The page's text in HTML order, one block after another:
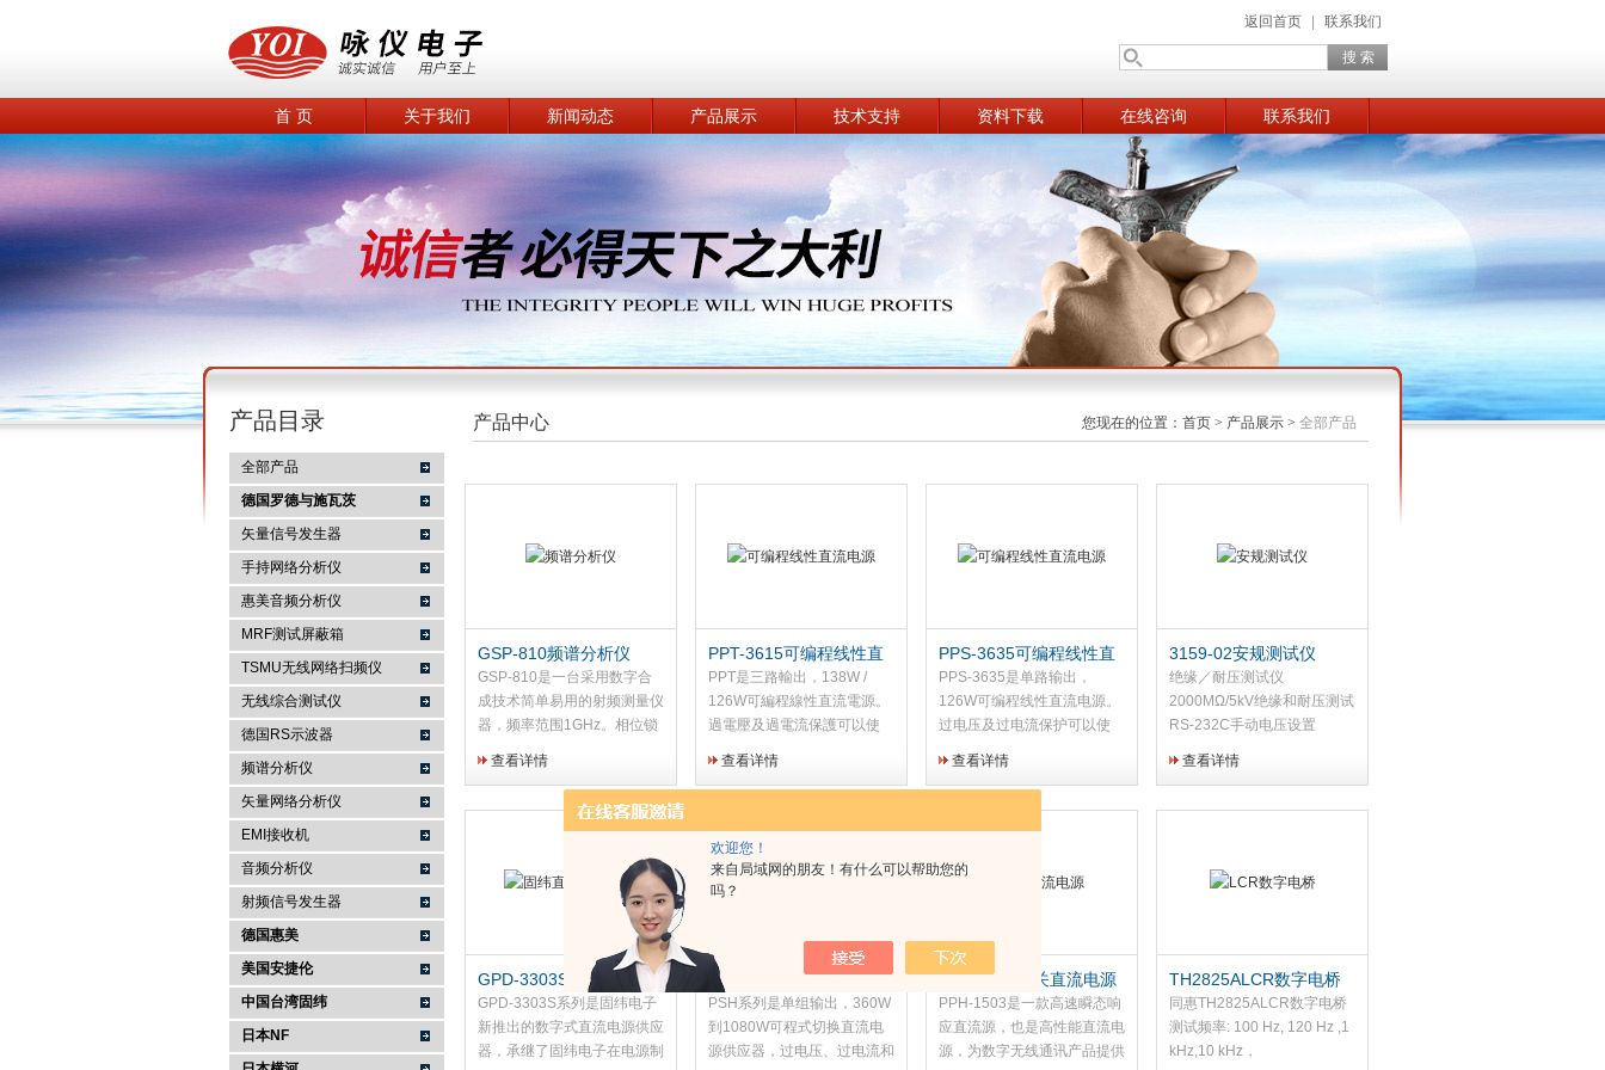
欢迎您！
来自局域网的朋友！有什么可以帮助您的
吗？
南京咏仪电子科技有限公司
返回首页 联系我们
首 页 关于我们 新闻动态 产品展示 技术支持 资料下载 在线咨询 联系我们
产品目录
全部产品
德国罗德与施瓦茨
矢量信号发生器
手持网络分析仪
惠美音频分析仪
MRF测试屏蔽箱
TSMU无线网络扫频仪
无线综合测试仪
德国RS示波器
频谱分析仪
矢量网络分析仪
EMI接收机
音频分析仪
射频信号发生器
德国惠美
美国安捷伦
中国台湾固纬
日本NF
产品中心 您现在的位置： 首页 > 产品展示 > 全部产品
GSP-810频谱分析仪
GSP-810是一台采用数字合
成技术简单易用的射频测量仪
器，频率范围1GHz。相位锁
的精度，并且价格合理。
环境，带有1瓦特的输入保
查看详情
PPT-3615可编程线性直
流电源
PPT是三路輸出，138W /
126W可編程線性直流電源。
過電壓及過電流保護可以使
壞，符合大多數如UL、CSA
查看详情
PPS-3635可编程线性直
流电源
PPS-3635是单路输出，
126W可编程线性直流电源。
过电压及过电流保护可以使
坏，符合大多数如UL、CSA
查看详情
3159-02安规测试仪
绝缘／耐压测试仪
2000MΩ/5kV绝缘和耐压测试
RS-232C手动电压设置
查看详情
GPD-3303S固纬直流稳
压电源
GPD-3303S系列是固纬电子
新推出的数字式直流电源供应
器，承继了固纬电子在电源制
PSH-3610A可编程开关
直流
PSH系列是单组输出，360W
到1080W可程式切换直流电
源供应器，过电压、过电流和
PPH-1503开关直流电源
PPH-1503是一款高速瞬态响
应直流源，也是高性能直流电
源，为数字无线通讯产品提供
TH2825ALCR数字电桥
同惠TH2825ALCR数字电桥
测试频率: 100 Hz, 120 Hz ,1
kHz,10 kHz，